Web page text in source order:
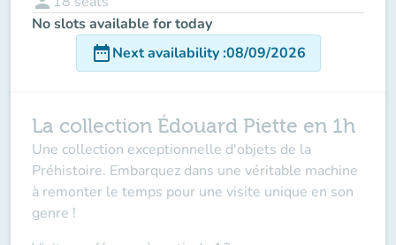
No slots available for today
date_rangeNext availability:08/09/2026
La collection Édouard Piette en 1h
Une collection exceptionnelle d'objets de la
Préhistoire. Embarquez dans une véritable machine
à remonter le temps pour une visite unique en son
genre !